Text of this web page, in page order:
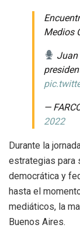
Medios
Juan
—
2022
Durante la
estrategias para
democrática y
hasta el
mediáticos, la
Buenos Aires.